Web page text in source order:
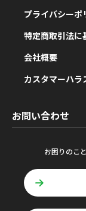
プライバシーポ
特定商取引法に
会社概要
カスタマーハラ
お問い合わせ
お困りのこ